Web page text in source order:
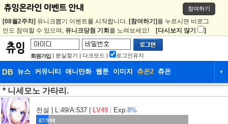
참여하기
[08월2주차] 유니크뽑기 이벤트를 시작합니다. [참여하기] 를 누르시면 비로그
인도 참여할 수 있으며, 유니크당첨 기회 를 노려보세요! [다시보지 않기 ]
회원가입 | 분실찾기 | 다크모드 | 로그인유지
DB 뉴스 커뮤니티 애니만화 웹툰 이미지 츄온2 츄온 ▼
DB
웹툰 이미지 츄온2
* 니세모노 가타리.
전설 | L:49/A:537 | LV49 Exp.8%
87/990